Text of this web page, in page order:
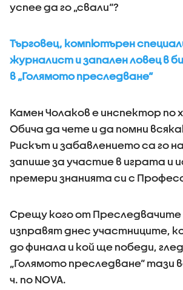
успее да го „свали“?
Търговец, компютърен
журналист и запален ловец в
в „Голямото преследване“
Камен Чолаков е инспектор по
Обича да чете и да помни
Рискът и забавлението са го
запише за участие в играта и
премери знанията си с
Срещу кого от
изправят днес участниците,
до финала и кой ще победи,
„Голямото преследване“ тази
ч. по NOVA.